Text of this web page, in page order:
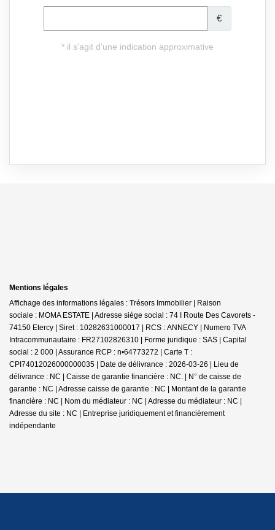
Mentions légales
Affichage des informations légales : Trésors Immobilier | Raison
sociale : MOMA ESTATE | Adresse siège social : 74 I Route Des Cavorets -
74150 Etercy | Siret : 10282631000017 | RCS : ANNECY | Numero TVA
Intracommunautaire : FR27102826310 | Forme juridique : SAS | Capital
social : 2 000 | Assurance RCP : n•64773272 | Carte T :
CPI74012026000000035 | Date de délivrance : 2026-03-26 | Lieu de
délivrance : NC | Caisse de garantie financière : NC. | N° de caisse de
garantie : NC | Adresse caisse de garantie : NC | Montant de la garantie
financière : NC | Nom du médiateur : NC | Adresse du médiateur : NC |
Adresse du site : NC | Entreprise juridiquement et financièrement
indépendante